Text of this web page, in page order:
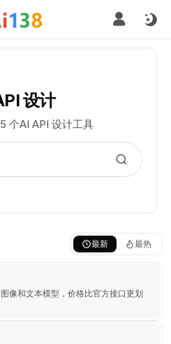
设计
个AI API 设计工具
最新 最热
像和文本模型，价格比官方接口更划